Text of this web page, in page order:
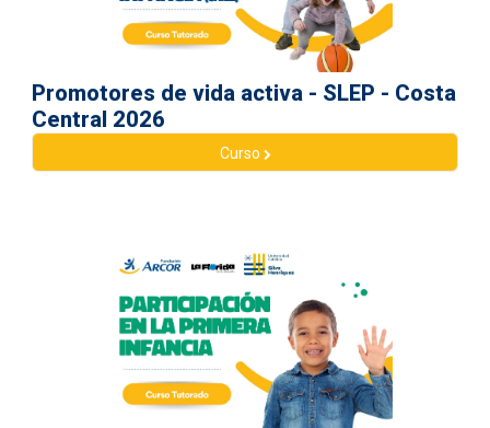
Promotores de vida activa - SLEP - Costa
Central 2026
Curso